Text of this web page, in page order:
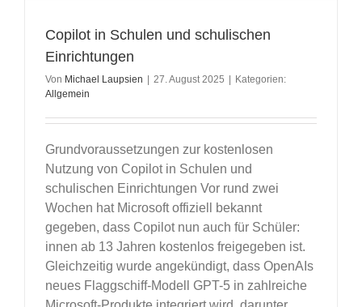
Copilot in Schulen und schulischen
Einrichtungen
Von Michael Laupsien 27. August 2025
Kategorien:
Allgemein
Grundvoraussetzungen zur kostenlosen
Nutzung von Copilot in Schulen und
schulischen Einrichtungen Vor rund zwei
Wochen hat Microsoft offiziell bekannt
gegeben, dass Copilot nun auch für Schüler:
innen ab 13 Jahren kostenlos freigegeben ist.
Gleichzeitig wurde angekündigt, dass OpenAIs
neues Flaggschiff-Modell GPT-5 in zahlreiche